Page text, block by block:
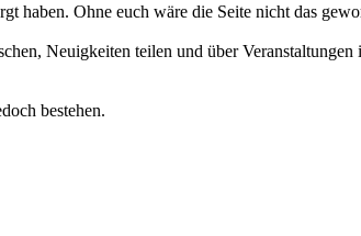
haben. Ohne euch wäre die Seite nicht das
Neuigkeiten teilen und über Veranstaltungen
bestehen.